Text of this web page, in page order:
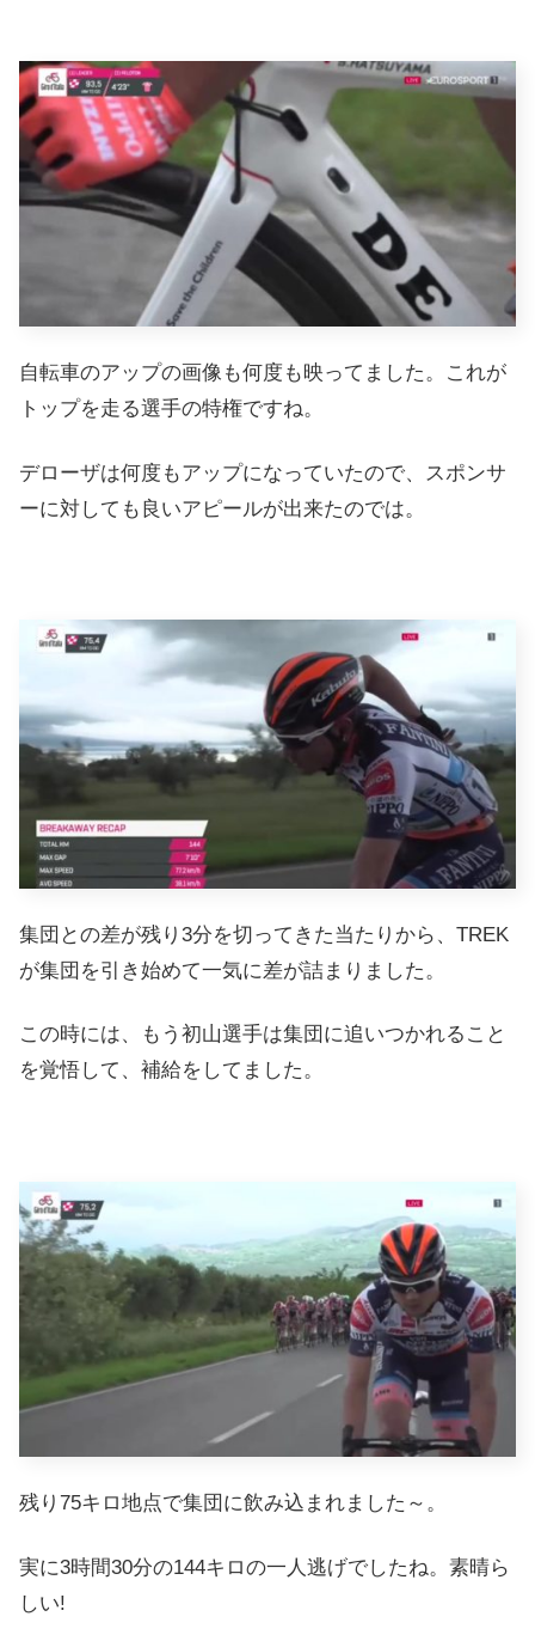
自転車のアップの画像も何度も映ってました。これが
トップを走る選手の特権ですね。
デローザは何度もアップになっていたので、スポンサ
ーに対しても良いアピールが出来たのでは。
集団との差が残り3分を切ってきた当たりから、TREK
が集団を引き始めて一気に差が詰まりました。
この時には、もう初山選手は集団に追いつかれること
を覚悟して、補給をしてました。
残り75キロ地点で集団に飲み込まれました～。
実に3時間30分の144キロの一人逃げでしたね。素晴ら
しい!